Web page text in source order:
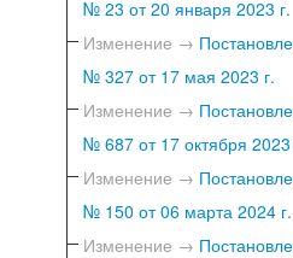
№ 23 от 20 января 2023 г.
Изменение →
№ 327 от 17 мая 2023 г.
Изменение →
№ 687 от 17 октября 2023
Изменение →
№ 150 от 06 марта 2024 г.
Изменение →